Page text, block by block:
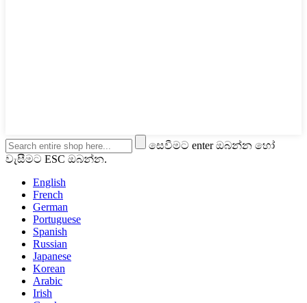
සෙවීමට enter ඔබන්න හෝ
වැසීමට ESC ඔබන්න.
English
French
German
Portuguese
Spanish
Russian
Japanese
Korean
Arabic
Irish